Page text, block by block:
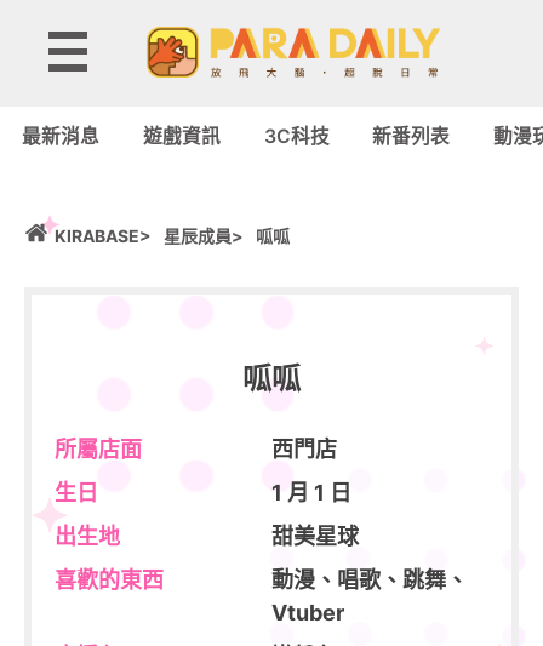
最新消息 遊戲資訊 3C科技 新番列表 動漫
KIRABASE> 星辰成員> 呱呱
呱呱
所屬店面
西門店
生日
1 月 1 日
出生地
甜美星球
喜歡的東西
動漫、唱歌、跳舞、
Vtuber